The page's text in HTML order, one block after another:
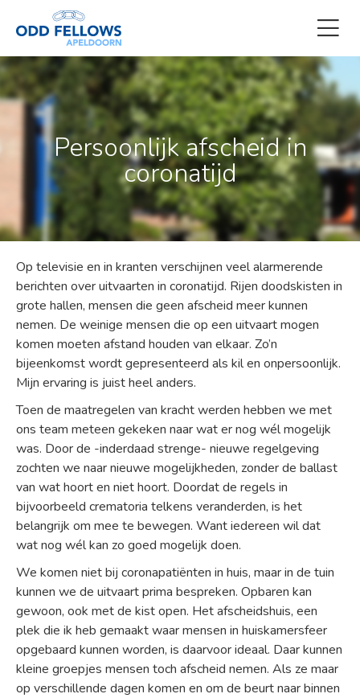
Persoonlijk afscheid in
coronatijd
Op televisie en in kranten verschijnen veel alarmerende
berichten over uitvaarten in coronatijd. Rijen doodskisten in
grote hallen, mensen die geen afscheid meer kunnen
nemen. De weinige mensen die op een uitvaart mogen
komen moeten afstand houden van elkaar. Zo’n
bijeenkomst wordt gepresenteerd als kil en onpersoonlijk.
Mijn ervaring is juist heel anders.
Toen de maatregelen van kracht werden hebben we met
ons team meteen gekeken naar wat er nog wél mogelijk
was. Door de -inderdaad strenge- nieuwe regelgeving
zochten we naar nieuwe mogelijkheden, zonder de ballast
van wat hoort en niet hoort. Doordat de regels in
bijvoorbeeld crematoria telkens veranderden, is het
belangrijk om mee te bewegen. Want iedereen wil dat
wat nog wél kan zo goed mogelijk doen.
We komen niet bij coronapatiënten in huis, maar in de tuin
kunnen we de uitvaart prima bespreken. Opbaren kan
gewoon, ook met de kist open. Het afscheidshuis, een
plek die ik heb gemaakt waar mensen in huiskamersfeer
opgebaard kunnen worden, is daarvoor ideaal. Daar kunnen
kleine groepjes mensen toch afscheid nemen. Als ze maar
op verschillende dagen komen en om de beurt naar binnen